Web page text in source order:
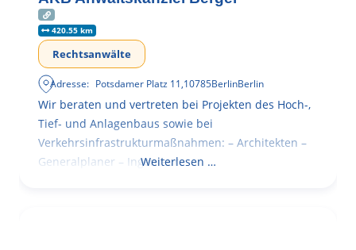
420.55 km
Rechtsanwälte
Adresse: Potsdamer Platz 11,10785BerlinBerlin
Wir beraten und vertreten bei Projekten des Hoch-,
Tief- und Anlagenbaus sowie bei
Verkehrsinfrastrukturmaßnahmen: – Architekten –
Generalplaner – Ingenieure
Weiterlesen …